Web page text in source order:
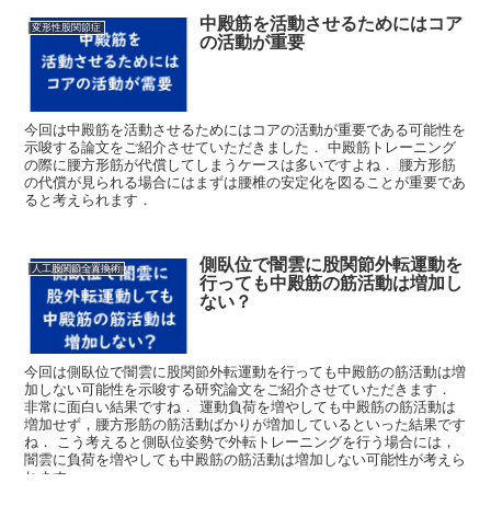
変形性股関節症
中殿筋を活動させるためにはコア
の活動が重要
今回は中殿筋を活動させるためにはコアの活動が重要である可能性を
示唆する論文をご紹介させていただきました． 中殿筋トレーニング
の際に腰方形筋が代償してしまうケースは多いですよね． 腰方形筋
の代償が見られる場合にはまずは腰椎の安定化を図ることが重要であ
ると考えられます．
人工股関節全置換術
側臥位で闇雲に股関節外転運動を
行っても中殿筋の筋活動は増加し
ない？
今回は側臥位で闇雲に股関節外転運動を行っても中殿筋の筋活動は増
加しない可能性を示唆する研究論文をご紹介させていただきます．
非常に面白い結果ですね． 運動負荷を増やしても中殿筋の筋活動は
増加せず，腰方形筋の筋活動ばかりが増加しているといった結果です
ね． こう考えると側臥位姿勢で外転トレーニングを行う場合には，
闇雲に負荷を増やしても中殿筋の筋活動は増加しない可能性が考えら
れます．